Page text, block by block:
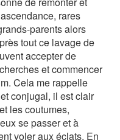
rares
parents alors
tout ce lavage de
accepter de
et commencer
Cela me rappelle
conjugal, il est clair
les coutumes,
se passer et à
voler aux éclats. En